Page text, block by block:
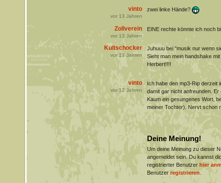
vinto
vor 13 Jahren
zwei linke Hände?
Zollverein
vor 13 Jahren
EINE rechte könnte ich noch
Kultschocker
vor 13Jahren
Juhuuu bei "musik nur wenn
Sieht man mein handshake mit
Herbert!!!!
vinto
vor12Jahren
Ich habe den mp3-Rip derzeit
damit gar nicht anfreunden. Er
Kaum ein gesungenes Wort,
meiner Tochter). Nervt schon
Deine Meinung!
Um deine Meinung zu dieser
angemeldet sein. Du kannst
registrierter Benutzer hier
Benutzerregistrieren